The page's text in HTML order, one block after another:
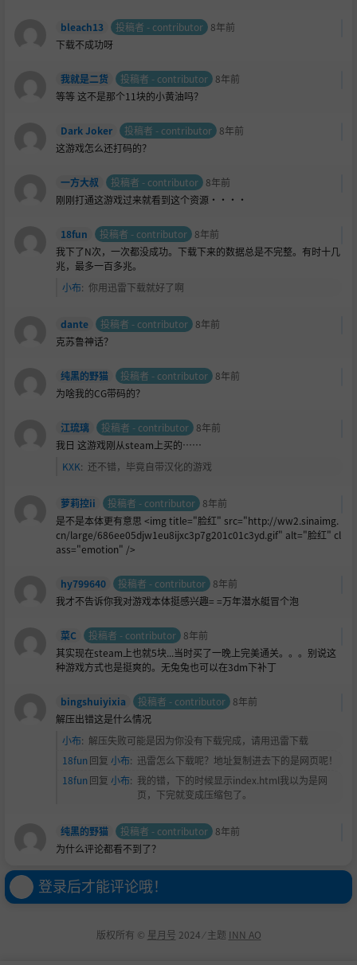
bleach13 投稿者 - contributor 8年前
下载不成功呀
我就是二货 投稿者 - contributor 8年前
等等 这不是那个11块的小黄油吗？
Dark Joker 投稿者 - contributor 8年前
这游戏怎么还打码的？
一方大叔 投稿者 - contributor 8年前
刚刚打通这游戏过来就看到这个资源····
18fun 投稿者 - contributor 8年前
我下了N次，一次都没成功。下载下来的数据总是不完整。有时十几
兆，最多一百多兆。
小布: 你用迅雷下载就好了啊
dante 投稿者 - contributor 8年前
克苏鲁神话？
纯黑的野猫 投稿者 - contributor 8年前
为啥我的CG带码的？
江琉璃 投稿者 - contributor 8年前
我日 这游戏刚从steam上买的……
KXK: 还不错，毕竟自带汉化的游戏
萝莉控ii 投稿者 - contributor 8年前
是不是本体更有意思 <img title="脸红" src="http://ww2.sinaimg.
cn/large/686ee05djw1eu8ijxc3p7g201c01c3yd.gif" alt="脸红" cl
ass="emotion" />
hy799640 投稿者 - contributor 8年前
我才不告诉你我对游戏本体挺感兴趣= =万年潜水艇冒个泡
菜C 投稿者 - contributor 8年前
其实现在steam上也就5块...当时买了一晚上完美通关。。。别说这
种游戏方式也是挺爽的。无兔兔也可以在3dm下补丁
bingshuiyixia 投稿者 - contributor 8年前
解压出错这是什么情况
小布: 解压失败可能是因为你没有下载完成，请用迅雷下载
18fun回复 小布: 迅雷怎么下载呢？地址复制进去下的是网页呢！
18fun回复 小布: 我的错，下的时候显示index.html我以为是网
页，下完就变成压缩包了。
纯黑的野猫 投稿者 - contributor 8年前
为什么评论都看不到了？
登录后才能评论哦！
版权所有 © 星月号 2024 ⁄ 主题 INN AO